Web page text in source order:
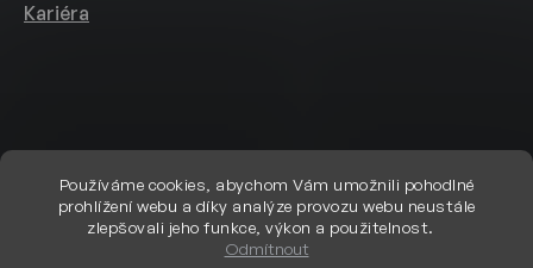
Používáme cookies, abychom Vám umožnili pohodlné
prohlížení webu a díky analýze provozu webu neustále
zlepšovali jeho funkce, výkon a použitelnost.
Odmítnout
Kariéra
Vytvořil Shoptet